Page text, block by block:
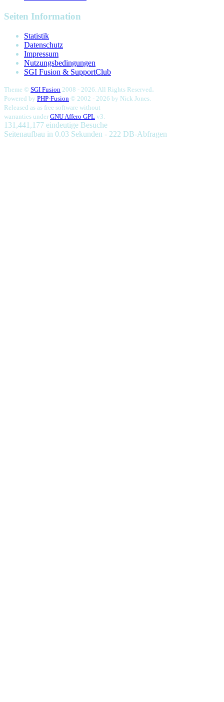
Seiten Information
Statistik
Datenschutz
Impressum
Nutzungsbedingungen
SGI Fusion & SupportClub
Theme © SGI Fusion 2008 - 2026. All Rights Reserved.
Powered by PHP-Fusion © 2002 - 2026 by Nick Jones.
Released as as free software without
warranties under GNU Affero GPL v3.
131,441,177 eindeutige Besuche
Seitenaufbau in 0.03 Sekunden - 222 DB-Abfragen